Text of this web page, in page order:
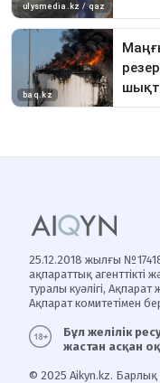
25.12.2018 жылғы
ақпараттық агенттікті
туралы куәлігі, Ақпарат
Ақпарат комитетімен
Бұл желілік
жастан асқан
© 2025 Aikyn.kz. Барлық